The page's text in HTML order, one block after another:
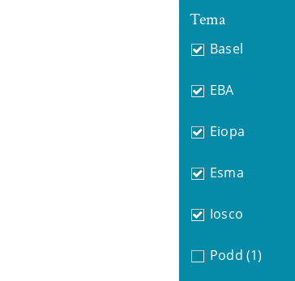
Tema
Basel
EBA
Eiopa
Esma
Iosco
Podd (1)